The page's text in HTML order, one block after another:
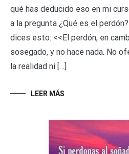
qué has deducido eso en mi
a la pregunta ¿Qué es el
dices esto: <<El perdón, en
sosegado, y no hace nada. No
la realidad ni […]
LEER MÁS